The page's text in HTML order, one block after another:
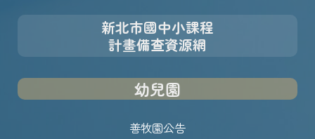
新北市國中小課程
計畫備查資源網
幼兒園
善牧園公告